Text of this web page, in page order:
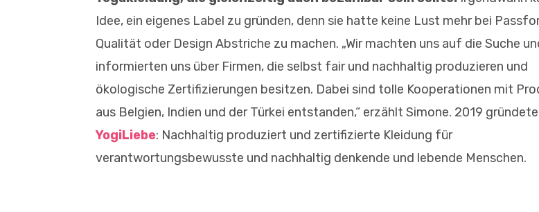
Idee, ein eigenes Label zu gründen, denn sie hatte keine Lust mehr bei
Qualität oder Design Abstriche zu machen. „Wir machten uns auf die Suche
informierten uns über Firmen, die selbst fair und nachhaltig produzieren und
ökologische Zertifizierungen besitzen. Dabei sind tolle Kooperationen mit
aus Belgien, Indien und der Türkei entstanden,“ erzählt Simone. 2019
YogiLiebe: Nachhaltig produziert und zertifizierte Kleidung für
verantwortungsbewusste und nachhaltig denkende und lebende Menschen.